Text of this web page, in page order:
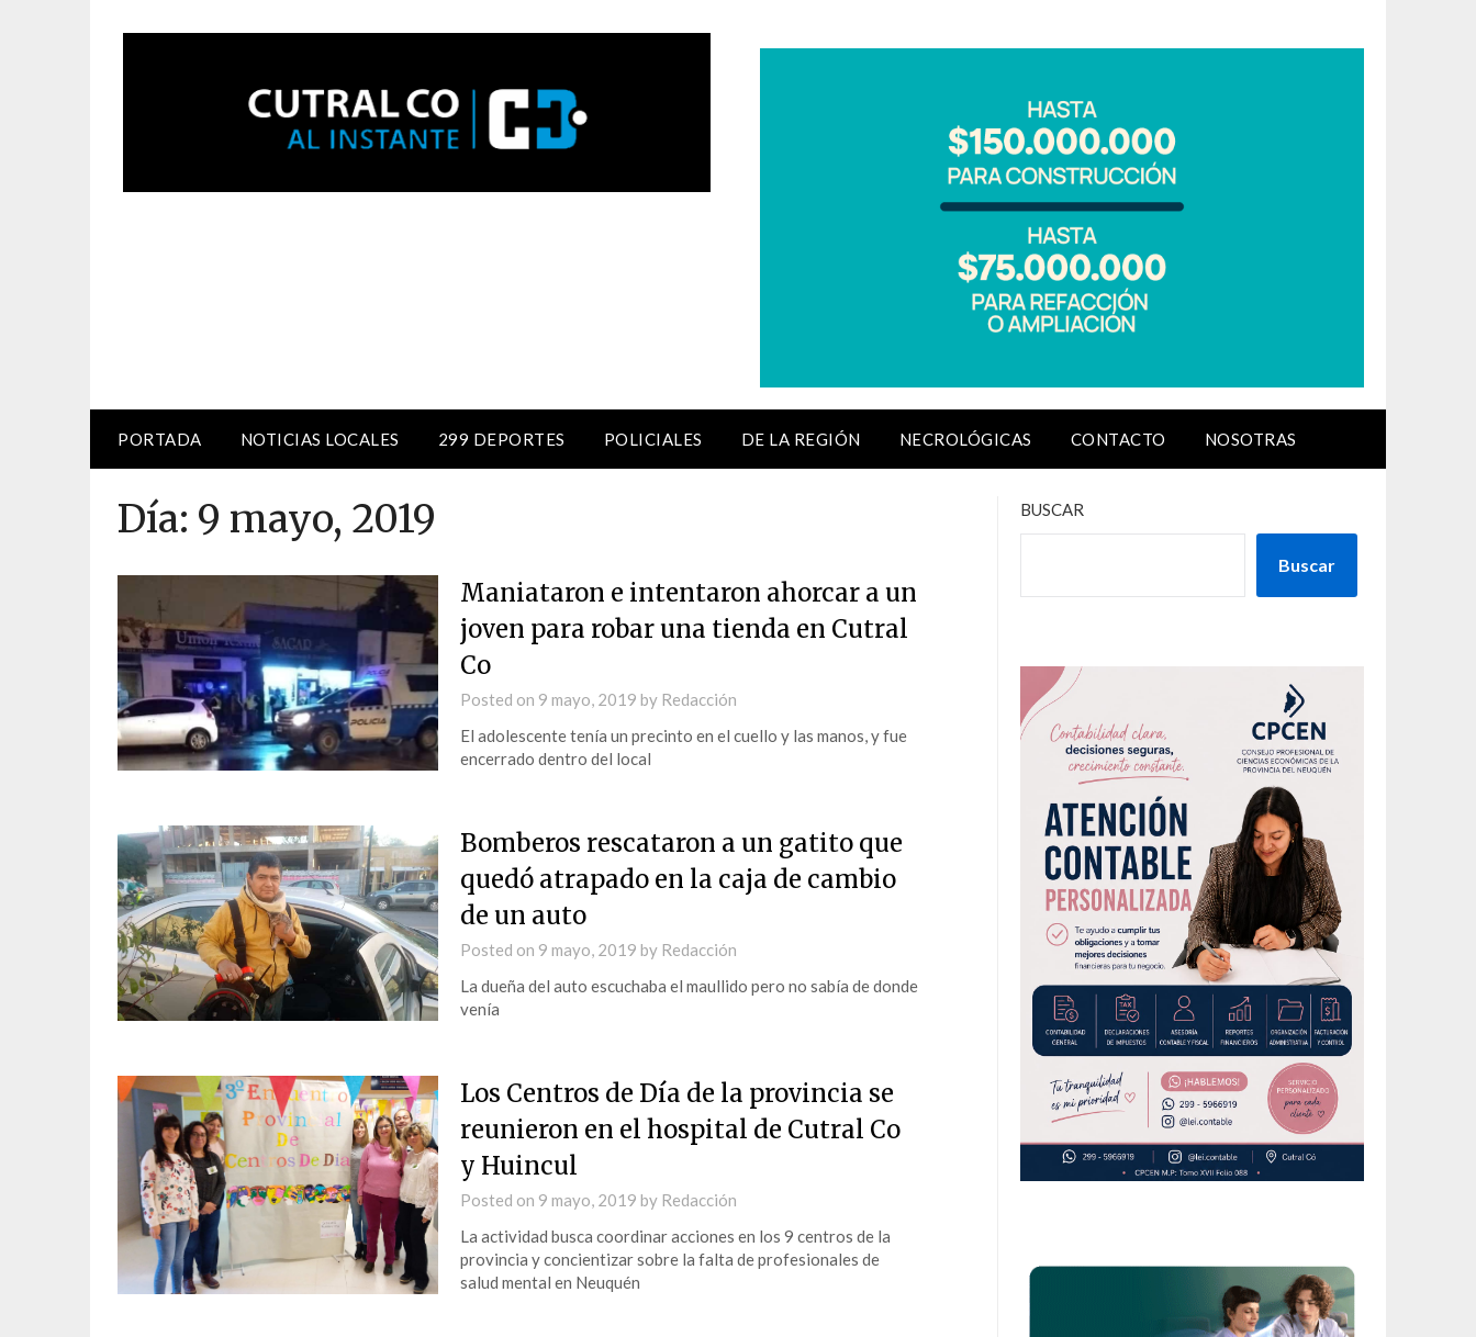
PORTADA NOTICIAS LOCALES 299 DEPORTES POLICIALES DE LA REGIÓN NECROLÓGICAS CONTACTO NOSOTRAS
Día: 9 mayo, 2019
Maniataron e intentaron ahorcar a un
joven para robar una tienda en Cutral
Co
Posted on 9 mayo, 2019 by Redacción
El adolescente tenía un precinto en el cuello y las manos, y fue
encerrado dentro del local
Bomberos rescataron a un gatito que
quedó atrapado en la caja de cambio
de un auto
Posted on 9 mayo, 2019 by Redacción
La dueña del auto escuchaba el maullido pero no sabía de donde
venía
Los Centros de Día de la provincia se
reunieron en el hospital de Cutral Co
y Huincul
Posted on 9 mayo, 2019 by Redacción
La actividad busca coordinar acciones en los 9 centros de la
provincia y concientizar sobre la falta de profesionales de
salud mental en Neuquén
BUSCAR
Buscar